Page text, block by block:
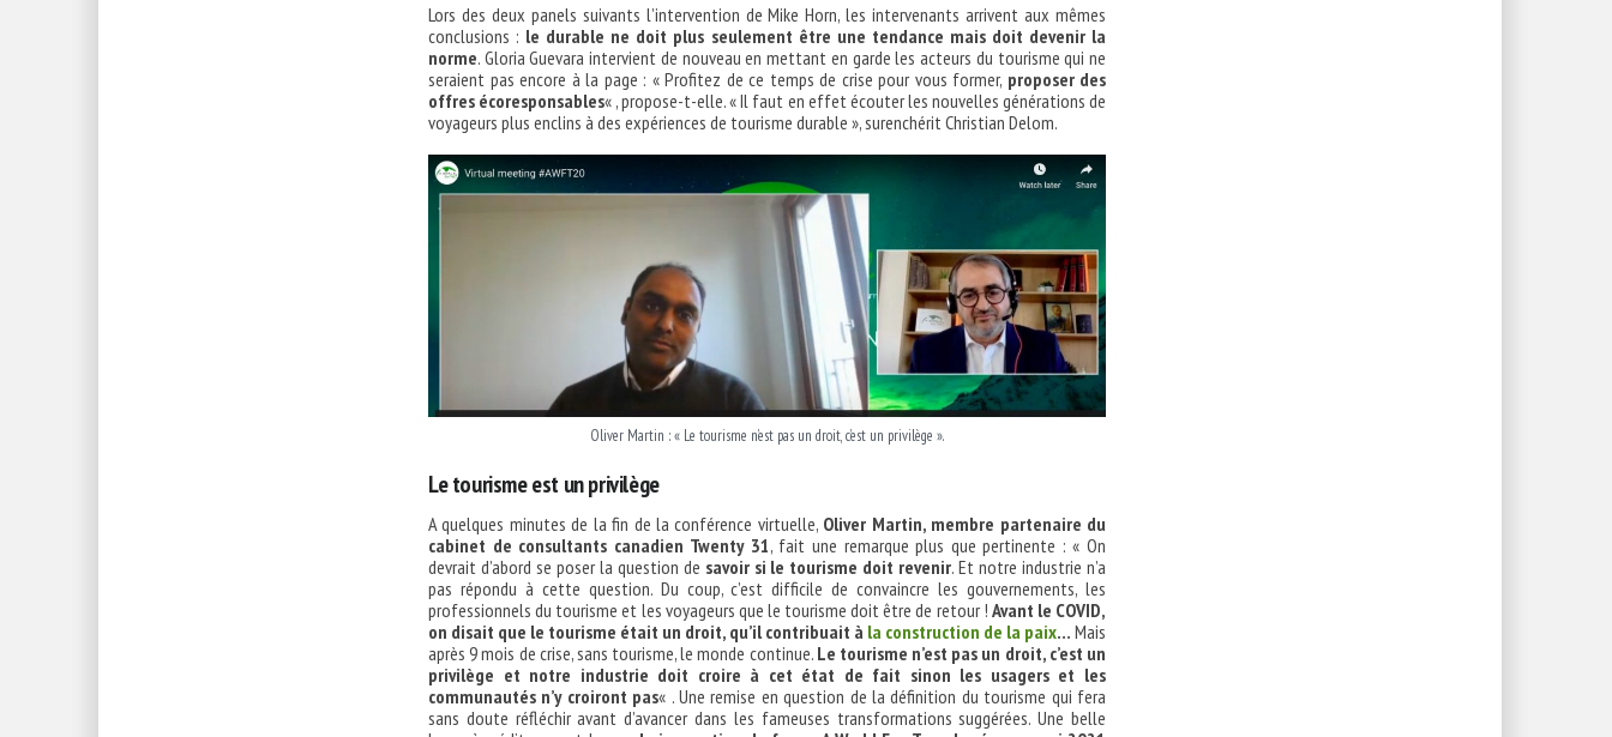
Lors des deux panels suivants l’intervention de Mike Horn, les intervenants arrivent aux mêmes
conclusions : le durable ne doit plus seulement être une tendance mais doit devenir la
norme. Gloria Guevara intervient de nouveau en mettant en garde les acteurs du tourisme qui ne
seraient pas encore à la page : « Profitez de ce temps de crise pour vous former, proposer des
offres écoresponsables« , propose-t-elle. « Il faut en effet écouter les nouvelles générations de
voyageurs plus enclins à des expériences de tourisme durable », surenchérit Christian Delom.
Oliver Martin : « Le tourisme n’est pas un droit, c’est un privilège ».
Le tourisme est un privilège
A quelques minutes de la fin de la conférence virtuelle, Oliver Martin, membre partenaire du
cabinet de consultants canadien Twenty 31, fait une remarque plus que pertinente : « On
devrait d’abord se poser la question de savoir si le tourisme doit revenir. Et notre industrie n’a
pas répondu à cette question. Du coup, c’est difficile de convaincre les gouvernements, les
professionnels du tourisme et les voyageurs que le tourisme doit être de retour ! Avant le COVID,
on disait que le tourisme était un droit, qu’il contribuait à la construction de la paix… Mais
après 9 mois de crise, sans tourisme, le monde continue. Le tourisme n’est pas un droit, c’est un
privilège et notre industrie doit croire à cet état de fait sinon les usagers et les
communautés n’y croiront pas« . Une remise en question de la définition du tourisme qui fera
sans doute réfléchir avant d’avancer dans les fameuses transformations suggérées. Une belle